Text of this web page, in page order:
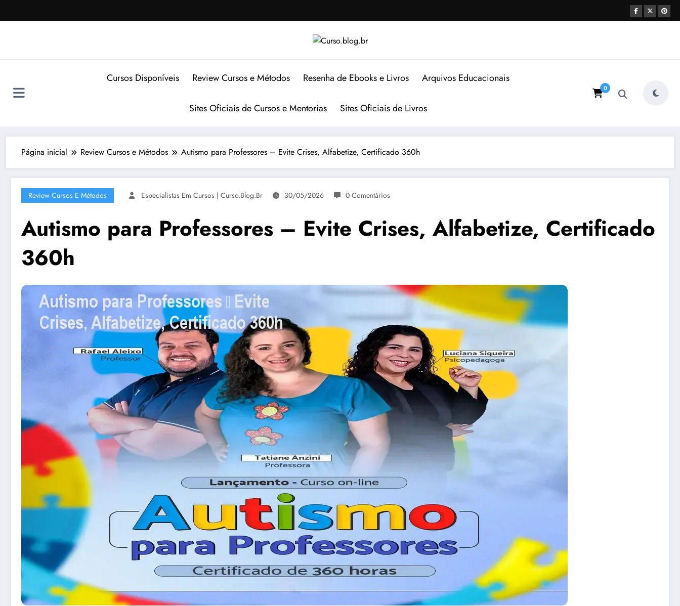
para
Cursos Disponíveis Review Cursos e Métodos Resenha de Ebooks e Livros Arquivos Educacionais
Sites Oficiais de Cursos e Mentorias Sites Oficiais de Livros
0
Página inicial Review Cursos e Métodos Autismo para Professores – Evite Crises, Alfabetize, Certificado 360h
Review Cursos E Métodos Especialistas Em Cursos | Curso.blog.br 30/05/2026 0 Comentários
Autismo para Professores – Evite Crises, Alfabetize, Certificado
360h